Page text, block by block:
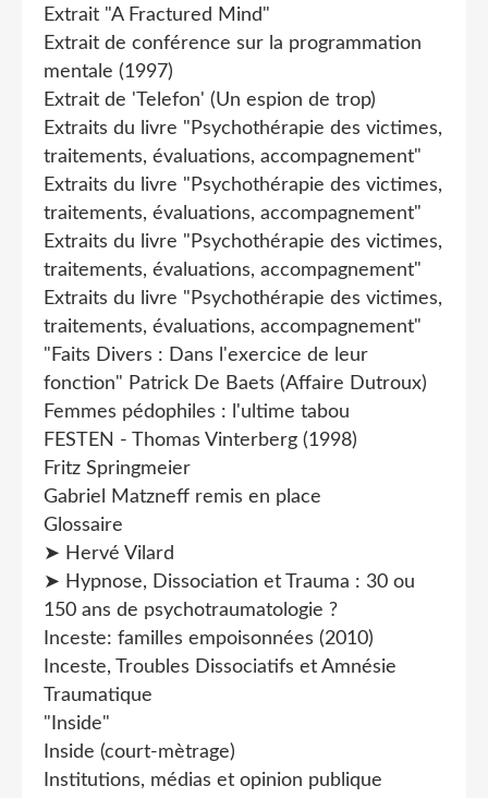
Extrait "A Fractured Mind"
Extrait de conférence sur la programmation
mentale (1997)
Extrait de 'Telefon' (Un espion de trop)
Extraits du livre "Psychothérapie des victimes,
traitements, évaluations, accompagnement"
Extraits du livre "Psychothérapie des victimes,
traitements, évaluations, accompagnement"
Extraits du livre "Psychothérapie des victimes,
traitements, évaluations, accompagnement"
Extraits du livre "Psychothérapie des victimes,
traitements, évaluations, accompagnement"
"Faits Divers : Dans l'exercice de leur
fonction" Patrick De Baets (Affaire Dutroux)
Femmes pédophiles : l'ultime tabou
FESTEN - Thomas Vinterberg (1998)
Fritz Springmeier
Gabriel Matzneff remis en place
Glossaire
➤ Hervé Vilard
➤ Hypnose, Dissociation et Trauma : 30 ou
150 ans de psychotraumatologie ?
Inceste: familles empoisonnées (2010)
Inceste, Troubles Dissociatifs et Amnésie
Traumatique
"Inside"
Inside (court-mètrage)
Institutions, médias et opinion publique